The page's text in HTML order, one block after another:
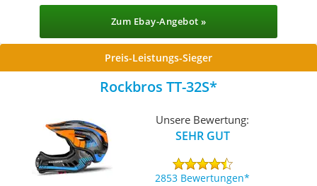
Zum Ebay-Angebot »
Preis-Leistungs-Sieger
Rockbros TT-32S
Unsere Bewertung:
SEHR GUT
2853 Bewertungen